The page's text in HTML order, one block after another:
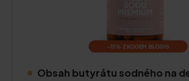
Obsah butyrátu sodného na